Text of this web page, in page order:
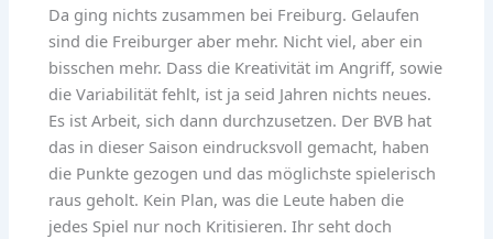
Da ging nichts zusammen bei Freiburg. Gelaufen
sind die Freiburger aber mehr. Nicht viel, aber ein
bisschen mehr. Dass die Kreativität im Angriff, sowie
die Variabilität fehlt, ist ja seid Jahren nichts neues.
Es ist Arbeit, sich dann durchzusetzen. Der BVB hat
das in dieser Saison eindrucksvoll gemacht, haben
die Punkte gezogen und das möglichste spielerisch
raus geholt. Kein Plan, was die Leute haben die
jedes Spiel nur noch Kritisieren. Ihr seht doch